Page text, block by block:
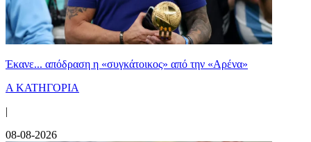
Έκανε... απόδραση η «συγκάτοικος» από την «Αρένα»
Α ΚΑΤΗΓΟΡΙΑ
|
08-08-2026